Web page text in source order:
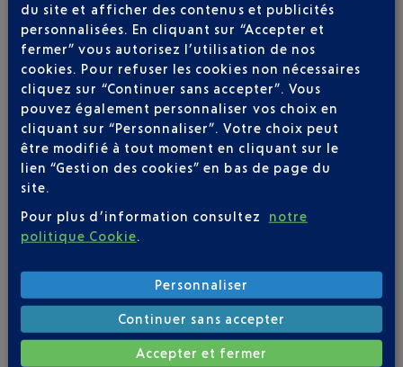
VOLS RÉGULIERS
NICE - ROVANIEMI RVN
Réserver un vol à partir de
Aller / Retour Aller simple
Aller Retour
Adulte(s)
VOLSEASYJET DE NICE VERS
du site et afficher des contenus et publicités
personnalisées. En cliquant sur “Accepter et
fermer” vous autorisez l’utilisation de nos
cookies. Pour refuser les cookies non nécessaires
cliquez sur “Continuer sans accepter”. Vous
pouvez également personnaliser vos choix en
cliquant sur “Personnaliser”. Votre choix peut
être modifié à tout moment en cliquant sur le
lien “Gestion des cookies” en bas de page du
site.
Pour plus d’information consultez
notre
politique Cookie
Personnaliser
Continuer sans accepter
Accepter et fermer